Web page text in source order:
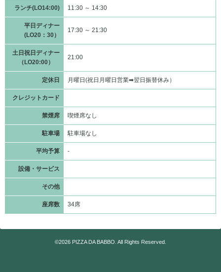
ランチ(LO14:00) 11:30 ～ 14:30
平日ディナー
(LO20：30）
17:30 ～ 21:30
土日祝日ディナー
（LO20:00）
21:00
定休日 月曜日(祝日月曜日営業➡翌日振替休み）
クレジットカード
禁煙席 喫煙席なし
駐車場 駐車場なし
平均予算 -
設備・サービス
その他
座席数 34席
©2026 PIZZA DA BABBO . All Rights Reserved.